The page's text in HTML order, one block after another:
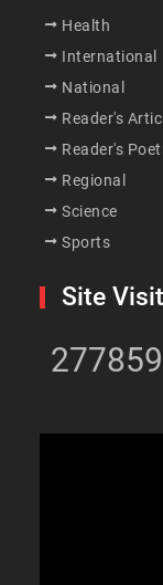
Health
International
National
Reader's
Reader's
Regional
Science
Sports
Site